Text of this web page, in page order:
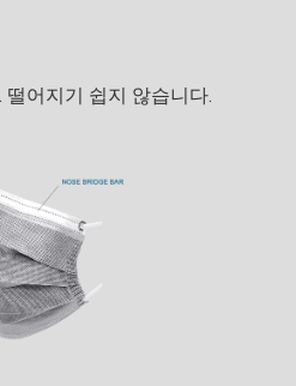
어지기 쉽지 않습니다.